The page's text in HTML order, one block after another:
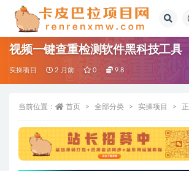
视频一键查重检测软件黑科技工具
实操项目 2 月前 0 9.8
当前位置： 首页 全部分类 实操项目
全部